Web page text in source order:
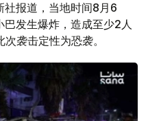
社报道，当地时间8月6
发生爆炸，造成至少2人
袭击定性为恐袭。